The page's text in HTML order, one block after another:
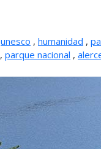
unesco , humanidad ,
, parque nacional ,